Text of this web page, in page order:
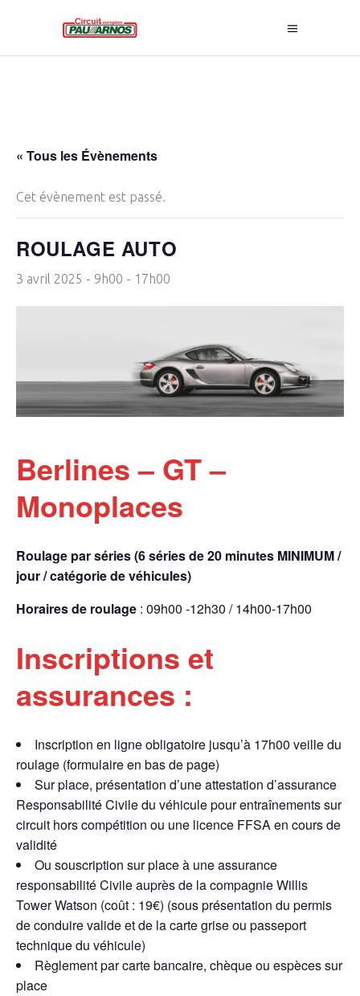
« Tous les Évènements
Cet évènement est passé.
ROULAGE AUTO
3 avril 2025 - 9h00 - 17h00
Berlines – GT –
Monoplaces
Roulage par séries (6 séries de 20 minutes MINIMUM /
jour / catégorie de véhicules)
Horaires de roulage : 09h00 -12h30 / 14h00-17h00
Inscriptions et
assurances :
Inscription en ligne obligatoire jusqu’à 17h00 veille du
roulage (formulaire en bas de page)
Sur place, présentation d’une attestation d’assurance
Responsabilité Civile du véhicule pour entraînements sur
circuit hors compétition ou une licence FFSA en cours de
validité
Ou souscription sur place à une assurance
responsabilité Civile auprès de la compagnie Willis
Tower Watson (coût : 19€) (sous présentation du permis
de conduire valide et de la carte grise ou passeport
technique du véhicule)
Règlement par carte bancaire, chèque ou espèces sur
place